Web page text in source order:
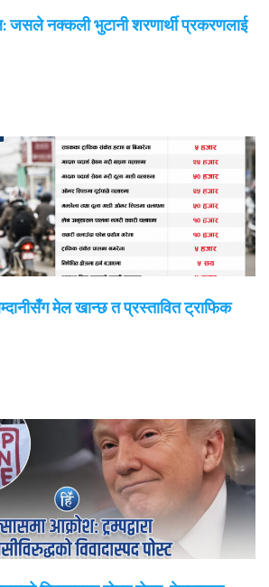
जसले नक्कली भुटानी शरणार्थी प्रकरणलाई
मेल खान्छ त प्रस्तावित ट्राफिक